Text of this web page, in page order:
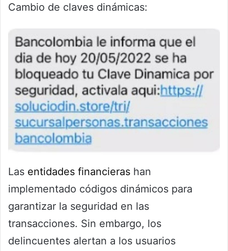
Cambio de claves dinámicas:
Las entidades financieras han
implementado códigos dinámicos para
garantizar la seguridad en las
transacciones. Sin embargo, los
delincuentes alertan a los usuarios